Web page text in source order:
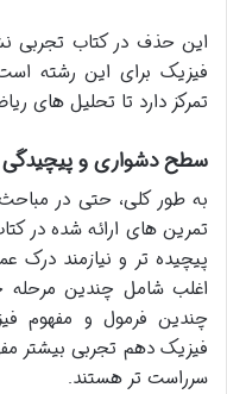
این حذف در کتاب تجربی
فیزیک برای این رشته
تمرکز دارد تا تحلیل های
سطح دشواری و
تمرین های ارائه شده در
پیچیده تر و نیازمند درک
اغلب شامل چندین مرحله
چندین فرمول و مفهوم
فیزیک دهم تجربی بیشتر
سرراست تر هستند.